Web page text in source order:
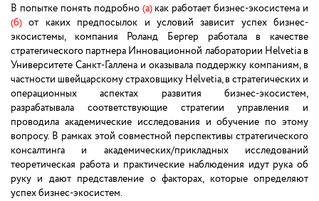
В попытке понять подробно (а)как работает бизнес-экосистема и
(б) от каких предпосылок и условий зависит успех бизнес-
экосистемы, компания Роланд Бергер работала в качестве
стратегического партнера Инновационной лаборатории Helvetia в
Университете Санкт-Галлена и оказывала поддержку компаниям, в
частности швейцарскому страховщику Helvetia, в стратегических и
операционных аспектах развития бизнес-экосистем,
разрабатывала соответствующие стратегии управления и
проводила академические исследования и обучение по этому
вопросу. В рамках этой совместной перспективы стратегического
консалтинга и академических/прикладных исследований
теоретическая работа и практические наблюдения идут рука об
руку и дают представление о факторах, которые определяют
успех бизнес-экосистем.